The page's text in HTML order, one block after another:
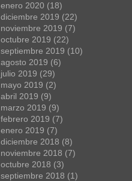
enero 2020 (18)
diciembre 2019 (22)
noviembre 2019 (7)
octubre 2019 (22)
septiembre 2019 (10)
agosto 2019 (6)
julio 2019 (29)
mayo 2019 (2)
abril 2019 (9)
marzo 2019 (9)
febrero 2019 (7)
enero 2019 (7)
diciembre 2018 (8)
noviembre 2018 (7)
octubre 2018 (3)
septiembre 2018 (1)